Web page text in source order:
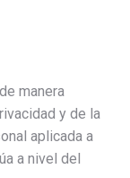
manera
y de la
aplicada a
a nivel del